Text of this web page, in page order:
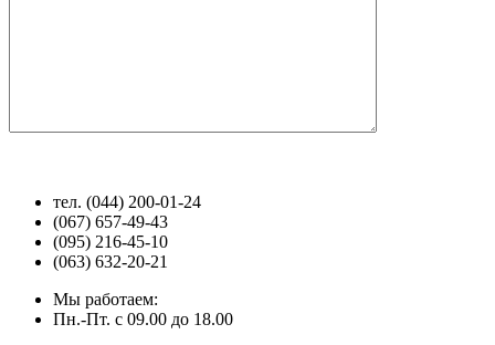
тел. (044) 200-01-24
(067) 657-49-43
(095) 216-45-10
(063) 632-20-21
Мы работаем:
Пн.-Пт. с 09.00 до 18.00